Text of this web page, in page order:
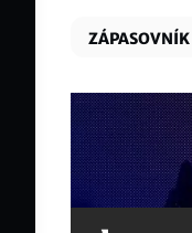
ZÁPASOVNÍK